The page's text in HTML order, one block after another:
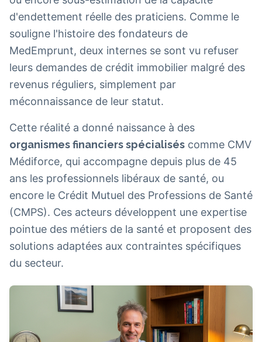
d'endettement réelle des praticiens. Comme le
souligne l'histoire des fondateurs de
MedEmprunt, deux internes se sont vu refuser
leurs demandes de crédit immobilier malgré des
revenus réguliers, simplement par
méconnaissance de leur statut.
Cette réalité a donné naissance à des
organismes financiers spécialisés comme CMV
Médiforce, qui accompagne depuis plus de 45
ans les professionnels libéraux de santé, ou
encore le Crédit Mutuel des Professions de Santé
(CMPS). Ces acteurs développent une expertise
pointue des métiers de la santé et proposent des
solutions adaptées aux contraintes spécifiques
du secteur.